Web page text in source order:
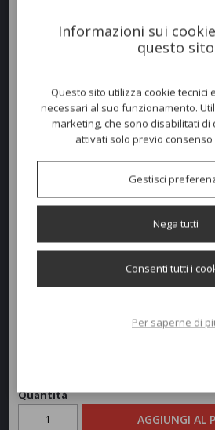
ALTRA MISURA DISPONIBILE:
Colori disponibili
Profondità:32cm
Altezza:45cm
Quantità
AGGIUNGI AL
Informazioni sui
questo sito
Questo sito utilizza cookie tecnici
necessari al suo funzionamento.
marketing, che sono disabilitati
attivati solo previo
Gestisci
Nega tutti
Consenti tutti i
Per saperne di